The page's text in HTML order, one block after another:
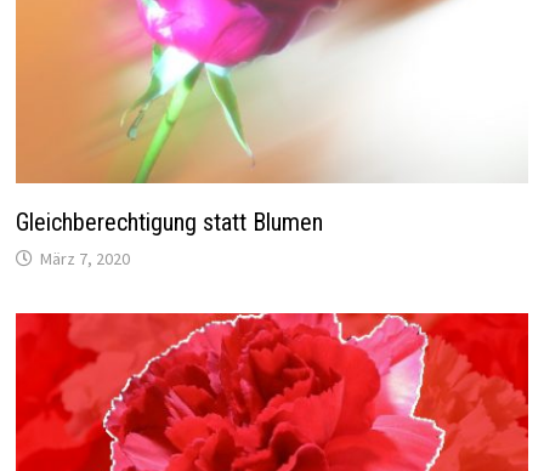
Gleichberechtigung statt Blumen
März 7, 2020